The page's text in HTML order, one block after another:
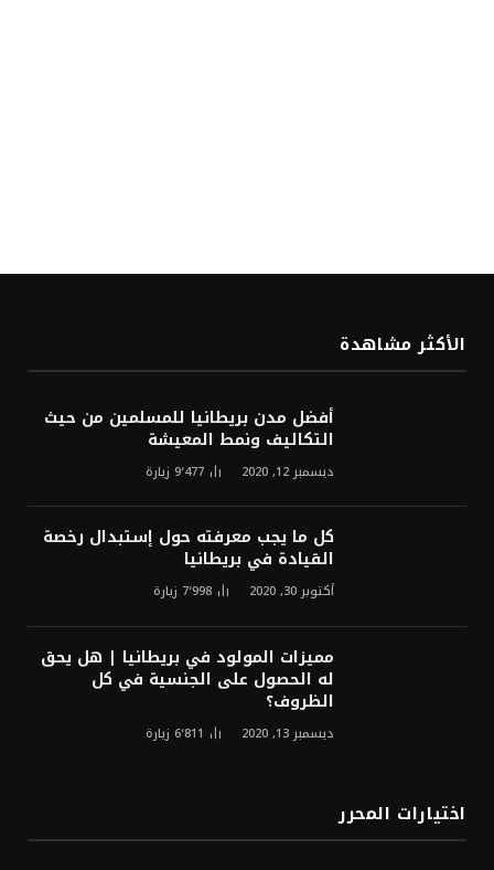
الأكثر مشاهدة
أفضل مدن بريطانيا للمسلمين من حيث
التكاليف ونمط المعيشة
ديسمبر 12, 2020 9٬477 زيارة
كل ما يجب معرفته حول إستبدال رخصة
القيادة في بريطانيا
أكتوبر 30, 2020 7٬998 زيارة
مميزات المولود في بريطانيا | هل يحق
له الحصول على الجنسية في كل
الظروف؟
ديسمبر 13, 2020 6٬811 زيارة
اختيارات المحرر